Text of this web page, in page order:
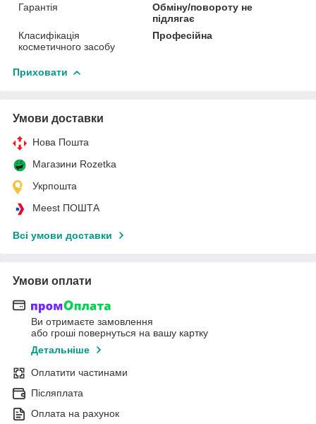
Гарантія
Обміну/повороту не
підлягає
Класифікація
косметичного засобу
Професійна
Приховати
Умови доставки
Нова Пошта
Магазини Rozetka
Укрпошта
Meest ПОШТА
Всі умови доставки
Умови оплати
Ви отримаєте замовлення
або гроші повернуться на вашу картку
Детальніше
Оплатити частинами
Післяплата
Оплата на рахунок